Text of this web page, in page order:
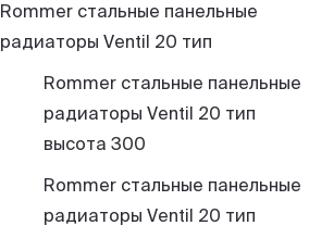
Rommer стальные панельные
радиаторы Ventil 20 тип
Rommer стальные панельные
радиаторы Ventil 20 тип
высота 300
Rommer стальные панельные
радиаторы Ventil 20 тип